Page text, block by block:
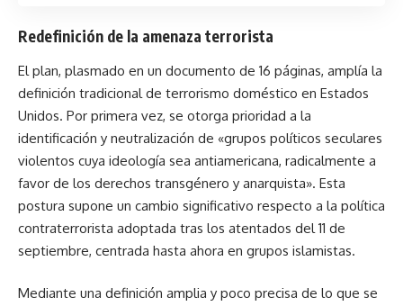
Redefinición de la amenaza terrorista
El plan, plasmado en un documento de 16 páginas, amplía la
definición tradicional de terrorismo doméstico en Estados
Unidos. Por primera vez, se otorga prioridad a la
identificación y neutralización de «grupos políticos seculares
violentos cuya ideología sea antiamericana, radicalmente a
favor de los derechos transgénero y anarquista». Esta
postura supone un cambio significativo respecto a la política
contraterrorista adoptada tras los atentados del 11 de
septiembre, centrada hasta ahora en grupos islamistas.
Mediante una definición amplia y poco precisa de lo que se